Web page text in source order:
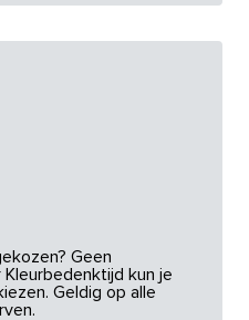
Geen
kun je
Geldig op alle